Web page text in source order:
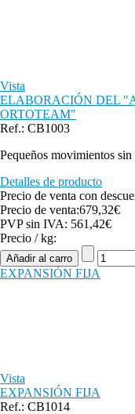
Vista
ELABORACIÓN DEL
ORTOTEAM"
Ref.: CB1003
Pequeños movimientos sin
Detalles de producto
Precio de venta con
Precio de venta:679,32€
PVP sin IVA: 561,42€
Precio / kg:
EXPANSIÓN FIJA
Vista
EXPANSIÓN FIJA
Ref.: CB1014